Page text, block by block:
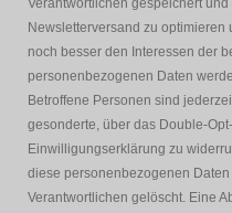
Newsletterversand zu optimieren
noch besser den Interessen der
personenbezogenen Daten
Betroffene Personen sind
gesonderte, über das Double-
Einwilligungserklärung zu
diese personenbezogenen
Verantwortlichen gelöscht. Eine